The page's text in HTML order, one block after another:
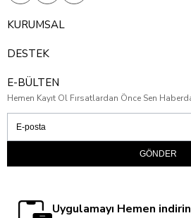
KURUMSAL
DESTEK
E-BÜLTEN
Hemen Kayıt Ol Fırsatlardan Önce Sen
GÖNDER
Uygulamayı Hemen